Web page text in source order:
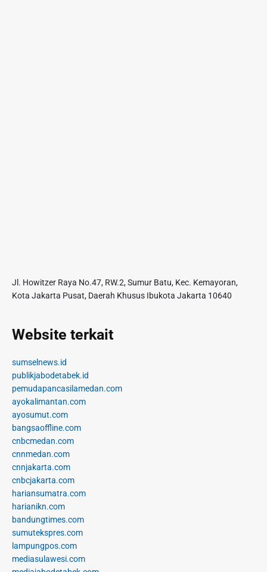
Jl. Howitzer Raya No.47, RW.2, Sumur Batu, Kec. Kemayoran,
Kota Jakarta Pusat, Daerah Khusus Ibukota Jakarta 10640
Website terkait
sumselnews.id
publikjabodetabek.id
pemudapancasilamedan.com
ayokalimantan.com
ayosumut.com
bangsaoffline.com
cnbcmedan.com
cnnmedan.com
cnnjakarta.com
cnbcjakarta.com
hariansumatra.com
harianikn.com
bandungtimes.com
sumutekspres.com
lampungpos.com
mediasulawesi.com